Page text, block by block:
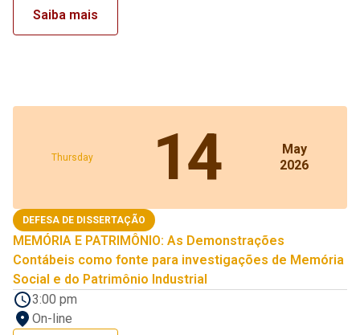
Saiba mais
Thursday 14
May
2026
DEFESA DE DISSERTAÇÃO
MEMÓRIA E PATRIMÔNIO: As Demonstrações
Contábeis como fonte para investigações de Memória
Social e do Patrimônio Industrial
3:00 pm
On-line